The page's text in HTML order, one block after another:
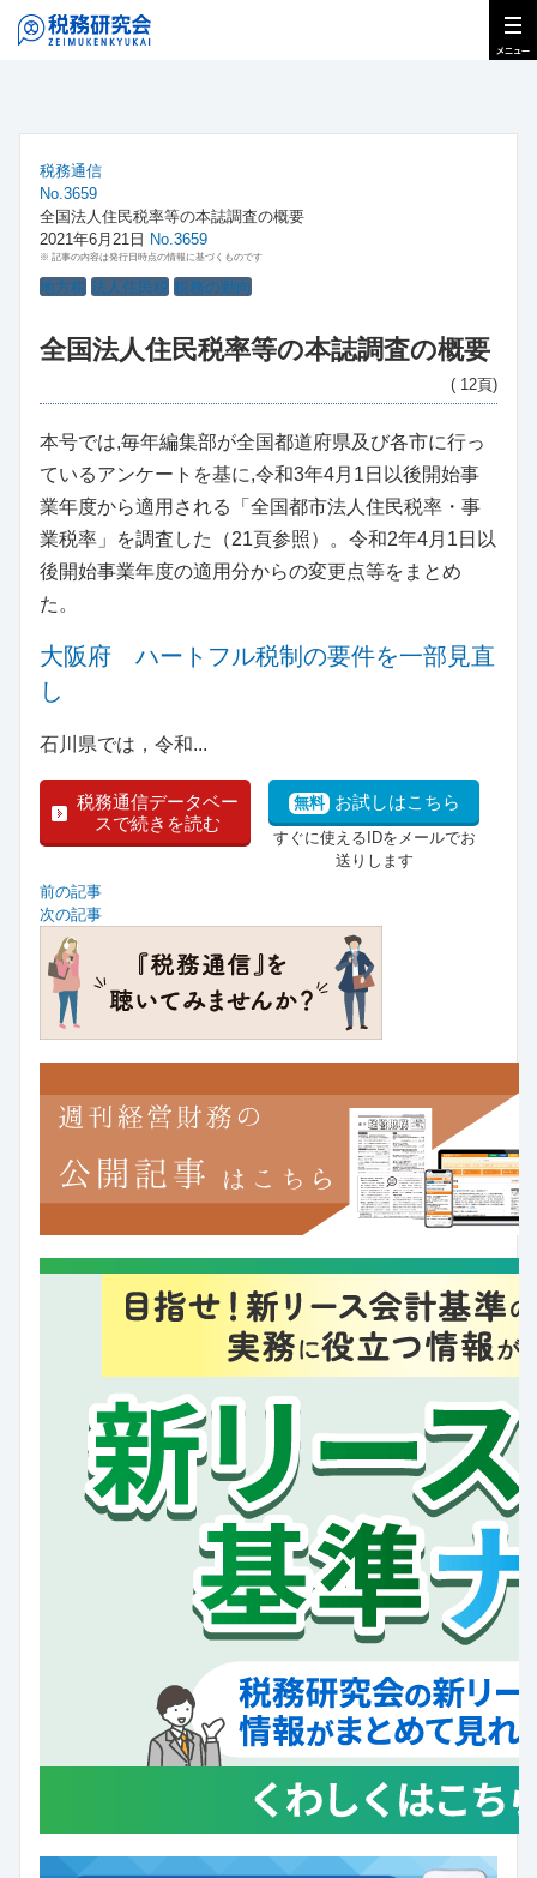
税務通信
No.3659
全国法人住民税率等の本誌調査の概要
2021年6月21日 No.3659
※ 記事の内容は発行日時点の情報に基づくものです
地方税 法人住民税 税務の動向
全国法人住民税率等の本誌調査の概要
( 12頁)
本号では,毎年編集部が全国都道府県及び各市に行っ
ているアンケートを基に,令和3年4月1日以後開始事
業年度から適用される「全国都市法人住民税率・事
業税率」を調査した（21頁参照）。令和2年4月1日以
後開始事業年度の適用分からの変更点等をまとめ
た。
大阪府 ハートフル税制の要件を一部見直
し
石川県では，令和...
税務通信データベー
スで続きを読む
無料 お試しはこちら
すぐに使えるIDをメールでお
送りします
前の記事
次の記事